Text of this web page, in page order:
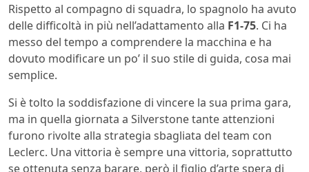
Rispetto al compagno di squadra, lo spagnolo ha avuto
delle difficoltà in più nell’adattamento alla F1-75. Ci ha
messo del tempo a comprendere la macchina e ha
dovuto modificare un po’ il suo stile di guida, cosa mai
semplice.
Si è tolto la soddisfazione di vincere la sua prima gara,
ma in quella giornata a Silverstone tante attenzioni
furono rivolte alla strategia sbagliata del team con
Leclerc. Una vittoria è sempre una vittoria, soprattutto
se ottenuta senza barare, però il figlio d’arte spera di